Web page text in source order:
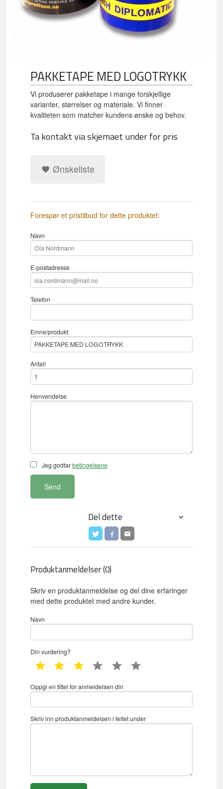
PAKKETAPE MED LOGOTRYKK
Vi produserer pakketape i mange forskjellige
varianter, størrelser og materiale. Vi finner
kvaliteten som matcher kundens ønske og behov.
Ta kontakt via skjemaet under for pris
Ønskeliste
Forespør et pristilbud for dette produktet:
Navn
E-postadresse
Telefon
Emne/produkt
Antall
Henvendelse
Jeg godtarbetingelsene
Send
Del dette
Produktanmeldelser (0)
Skriv en produktanmeldelse og del dine erfaringer
med dette produktet med andre kunder.
Navn
Din vurdering?
1 star 2 star 3 star 4 star 5 star
Oppgi en tittel for anmeldelsen din
Skriv inn produktanmeldelsen i feltet under